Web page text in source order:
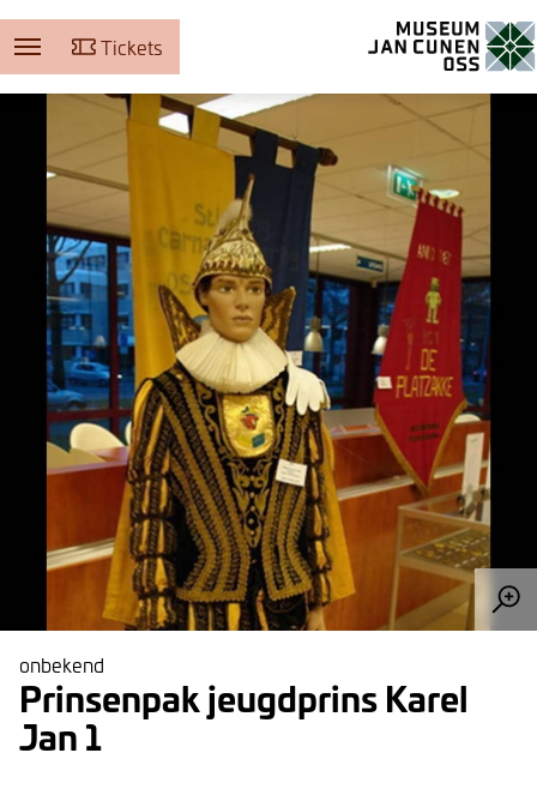
Tickets
onbekend
Prinsenpak jeugdprins Karel
Jan 1